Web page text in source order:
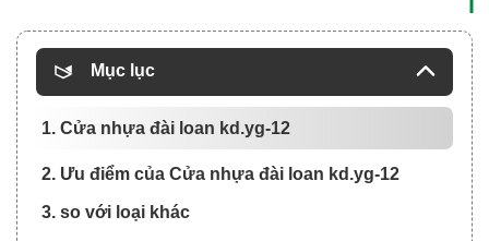
Mục lục
1. Cửa nhựa đài loan kd.yg-12
2. Ưu điểm của Cửa nhựa đài loan kd.yg-12
3. so với loại khác